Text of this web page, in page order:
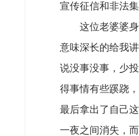
宣传征信和非法
这位老婆婆
意味深长的给我
说没事没事，少
得事情有些蹊跷
最后拿出了自己
一夜之间消失，